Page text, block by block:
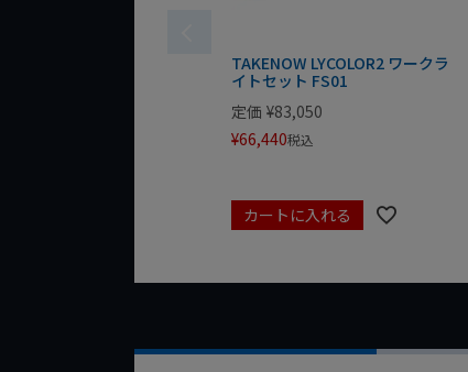
TAKENOW LYCOLOR2 ワークラ
イトセット FS01
定価 ¥83,050
¥66,440税込
カートに入れる